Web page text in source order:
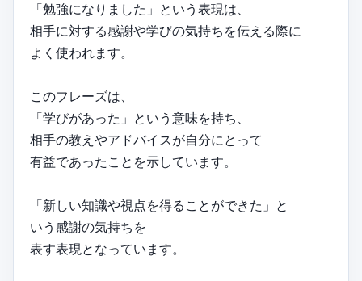
「勉強になりました」という表現は、
相手に対する感謝や学びの気持ちを伝える際に
よく使われます。
このフレーズは、
「学びがあった」という意味を持ち、
相手の教えやアドバイスが自分にとって
有益であったことを示しています。
「新しい知識や視点を得ることができた」と
いう感謝の気持ちを
表す表現となっています。